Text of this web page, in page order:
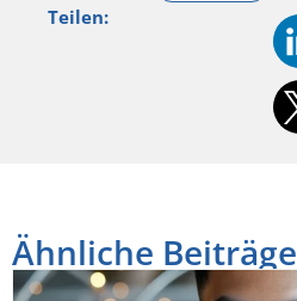
Teilen:
Ähnliche Beiträge